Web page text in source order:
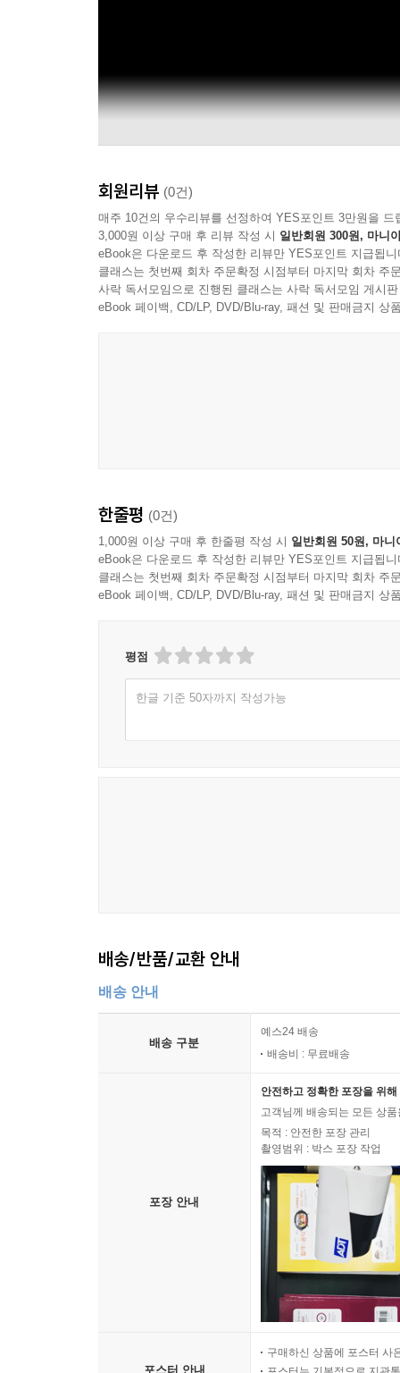
회원리뷰 (0건)
매주 10건의 우수리뷰를 선정하여 YES포인트 3만원을 드
3,000원 이상 구매 후 리뷰 작성 시 일반회원 300원, 마니
eBook은 다운로드 후 작성한 리뷰만 YES포인트 지급됩니
클래스는 첫번째 회차 주문확정 시점부터 마지막 회차 주
사락 독서모임으로 진행된 클래스는 사락 독서모임 게시
eBook 페이백, CD/LP, DVD/Blu-ray, 패션 및 판매금지 상
한줄평 (0건)
1,000원 이상 구매 후 한줄평 작성 시 일반회원 50원, 마니
eBook은 다운로드 후 작성한 리뷰만 YES포인트 지급됩니
클래스는 첫번째 회차 주문확정 시점부터 마지막 회차 주
eBook 페이백, CD/LP, DVD/Blu-ray, 패션 및 판매금지 상
평점
한글 기준 50자까지 작성가능
배송/반품/교환 안내
배송 안내
배송 구분
예스24 배송
배송비 : 무료배송
포장 안내
안전하고 정확한 포장을 위
고객님께 배송되는 모든 상
목적 : 안전한 포장 관리
촬영범위 : 박스 포장 작업
포스터 안내
구매하신 상품에 포스터 사